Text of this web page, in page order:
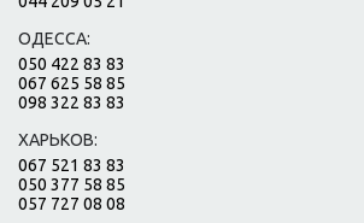
ОДЕССА:
050 422 83 83
067 625 58 85
098 322 83 83
ХАРЬКОВ:
067 521 83 83
050 377 58 85
057 727 08 08